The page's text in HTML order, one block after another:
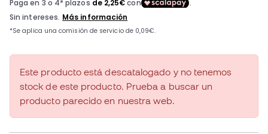
Este producto está descatalogado y no tenemos
stock de este producto. Prueba a buscar un
producto parecido en nuestra web.